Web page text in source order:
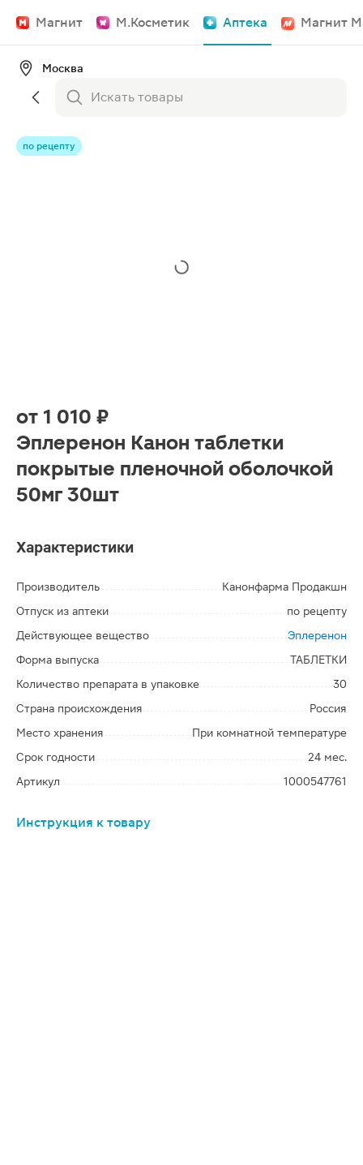
Магнит М.Косметик Аптека Магнит
Москва
по рецепту
от 1 010 ₽
Эплеренон Канон таблетки
покрытые пленочной оболочкой
50мг 30шт
Характеристики
Производитель
Канонфарма Продакшн
Отпуск из аптеки
по рецепту
Действующее вещество
Эплеренон
Форма выпуска
ТАБЛЕТКИ
Количество препарата в упаковке
30
Страна происхождения
Россия
Место хранения
При комнатной температуре
Срок годности
24 мес.
Артикул
1000547761
Инструкция к товару